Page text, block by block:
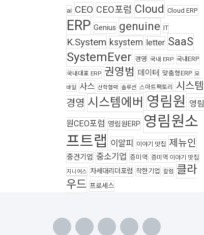
ai CEO CEO포럼 Cloud Cloud ERP
ERP Genius genuine IT
K.System ksystem letter SaaS
SystemEver 경영 국내 ERP 국내ERP
국내대표 ERP 권영범 데이터 맞춤형ERP 모
바일 사스 산학협력 솔루션 스마트팩토리 시스템
경영 시스템에버 영림원 영림
원CEO포럼 영림원ERP 영림원소
프트랩 이알피 이야기 맛집 제뉴인
중견기업 중소기업 증미역 증미역 이야기 맛집
지니어스 차세대리더포럼 착한기업 칼럼 클라
우드 프로세스